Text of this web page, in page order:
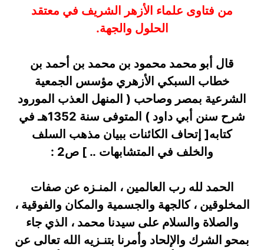
من فتاوى علماء الأزهر الشريف في معتقد
الحلول والجهة.
قال أبو محمد محمود بن محمد بن أحمد بن
خطاب السبكي الأزهري مؤسس الجمعية
الشرعية بمصر وصاحب ( المنهل العذب المورود
شرح سنن أبي داود ) المتوفى سنة 1352هـ في
كتابه[ إتحاف الكائنات ببيان مذهب السلف
والخلف في المتشابهات .. ] ص2 :
الحمد لله رب العالمين ، المنـزه عن صفات
المخلوقين ، كالجهة والجسمية والمكان والفوقية ،
والصلاة والسلام على سيدنا محمد ، الذي جاء
بمحو الشرك والإلحاد وأمرنا بتنـزيه الله تعالى عن